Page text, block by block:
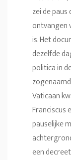
zei de
ontvangen
is. Het
dezelfde
politica in
Vaticaan
Franciscus
pauselijke
een